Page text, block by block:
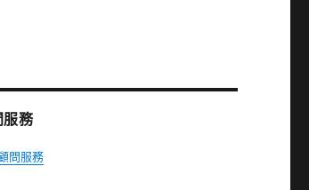
服務
問服務